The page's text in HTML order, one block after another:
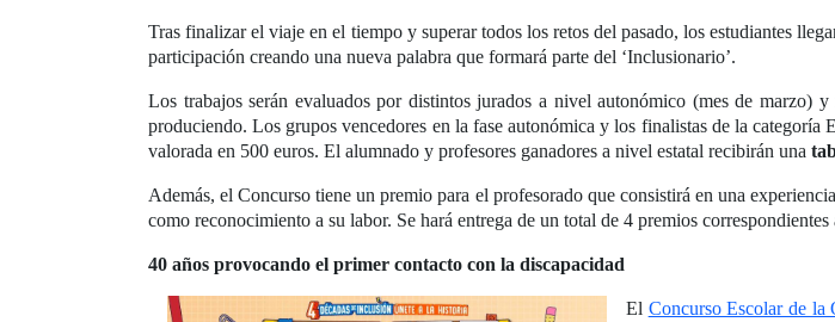
Tras finalizar el viaje en el tiempo y superar todos los retos del pasado, los estudiantes
participación creando una nueva palabra que formará parte del ‘Inclusionario’.
Los trabajos serán evaluados por distintos jurados a nivel autonómico (mes de marzo)
produciendo. Los grupos vencedores en la fase autonómica y los finalistas de la categoría
valorada en 500 euros. El alumnado y profesores ganadores a nivel estatal recibirán una
Además, el Concurso tiene un premio para el profesorado que consistirá en una
como reconocimiento a su labor. Se hará entrega de un total de 4 premios correspondientes
40 años provocando el primer contacto con la discapacidad
El Concurso Escolar de la